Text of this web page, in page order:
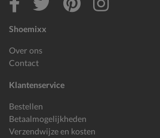
Shoemixx
Over ons
Contact
Klantenservice
Bestellen
Betaalmogelijkheden
Verzendwijze en kosten